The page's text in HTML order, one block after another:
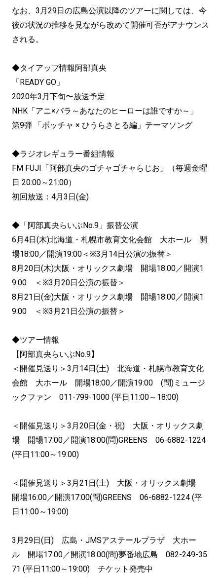
なお、3月29日の広島公演以降のツアーに関しては、今
後の状況の推移を見ながら改めて開催可否がアナウンス
される。
◆タイアップ情報阿部真央
「READY GO」
2020年3月下旬〜放送予定
NHK「アニ×パラ～あなたのヒーローは誰ですか～」
第9弾 「ボッチャ × ひうらさとる編」テーマソング
◆ラジオレギュラー番組情報
FM FUJI「阿部真央のゴチャゴチャらじお」（毎週金曜
日 20:00～21:00）
初回放送：4月3日(金)
◆「阿部真央らいぶNo.9」振替公演
6月4日(木)北海道・札幌市教育文化会館 大ホール 開
場18:00／開演19:00＜※3月14日公演の振替＞
8月20日(木)大阪・オリックス劇場 開場18:00／開演1
9:00 ＜※3月20日公演の振替＞
8月21日(金)大阪・オリックス劇場 開場18:00／開演1
9:00 ＜※3月21日公演の振替＞
◆ツアー情報
【阿部真央らいぶNo.9】
＜開催見送り＞3月14日(土) 北海道・札幌市教育文化
会館 大ホール 開場18:00／開演19:00 (問)ミュージ
ックファン 011-799-1000 (平日11:00～18:00)
＜開催見送り＞3月20日(金・祝) 大阪・オリックス劇
場 開場17:00／開演18:00(問)GREENS 06-6882-1224
(平日11:00～19:00)
＜開催見送り＞3月21日(土) 大阪・オリックス劇場
開場16:00／開演17:00(問)GREENS 06-6882-1224 (平
日11:00～19:00)
3月29日(日) 広島・JMSアステールプラザ 大ホー
ル 開場17:00／開演18:00(問)夢番地広島 082-249-35
71 (平日11:00～19:00) チケット発売中